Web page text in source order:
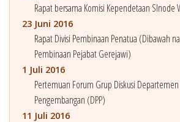
Rapat bersama Komisi Kependetaan SInode
23 Juni 2016
Rapat Divisi Pembinaan Penatua (Dibawah
Pembinaan Pejabat Gerejawi)
1 Juli 2016
Pertemuan Forum Grup Diskusi
Pengembangan (DPP)
11 Juli 2016